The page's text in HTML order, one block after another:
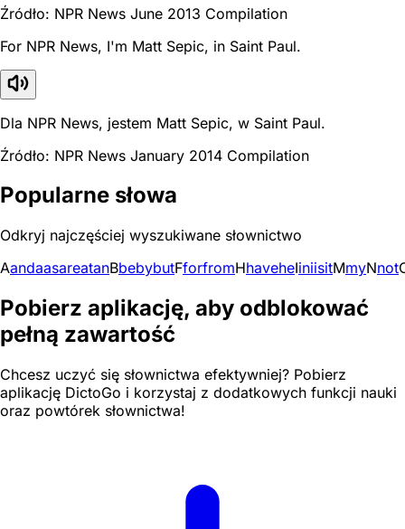
Źródło: NPR News June 2013 Compilation
For NPR News, I'm Matt Sepic, in Saint Paul.
Dla NPR News, jestem Matt Sepic, w Saint Paul.
Źródło: NPR News January 2014 Compilation
Popularne słowa
Odkryj najczęściej wyszukiwane słownictwo
AandaasareatanBbebybutFforfromHhaveheIiniisitMmyNnot
Pobierz aplikację, aby odblokować
pełną zawartość
Chcesz uczyć się słownictwa efektywniej? Pobierz
aplikację DictoGo i korzystaj z dodatkowych funkcji nauki
oraz powtórek słownictwa!